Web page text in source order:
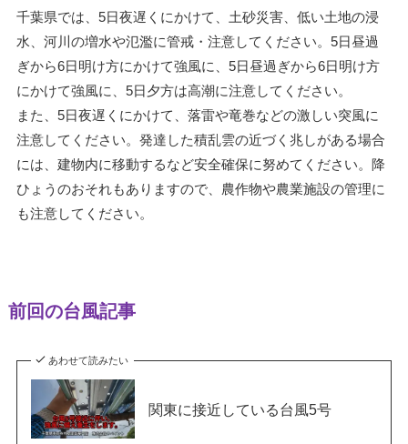
千葉県では、5日夜遅くにかけて、土砂災害、低い土地の浸
水、河川の増水や氾濫に管戒・注意してください。5日昼過
ぎから6日明け方にかけて強風に、5日昼過ぎから6日明け方
にかけて強風に、5日夕方は高潮に注意してください。
また、5日夜遅くにかけて、落雷や竜巻などの激しい突風に
注意してください。発達した積乱雲の近づく兆しがある場合
には、建物内に移動するなど安全確保に努めてください。降
ひょうのおそれもありますので、農作物や農業施設の管理に
も注意してください。
前回の台風記事
あわせて読みたい
関東に接近している台風5号